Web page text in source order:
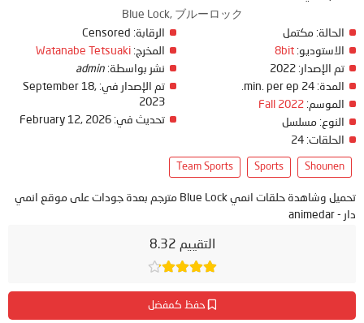
التقييم 8.32
حفظ كمفضل
Blue Lock, ブルーロック
الحالة: مكتمل
الاستوديو: 8bit
تم الإصدار:
المدة:
الموسم: Fall 2022
النوع: مسلسل
الحلقات:
الرقابة:
المخرج: Watanabe Tetsuaki
نشر بواسطة: admin
تم الإصدار في: September 18,
2023
تحديث في: February 12, 2026
Shounen
Sports
Team Sports
تحميل وشاهدة حلقات انمي Blue Lock مترجم بعدة جودات على موقع انمي
دار - animedar